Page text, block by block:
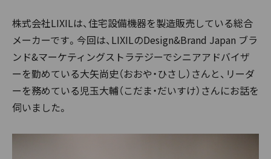
株式会社LIXILは、住宅設備機器を製造販売している総合
メーカーです。今回は、LIXILのDesign&Brand Japan ブラ
ンド&マーケティングストラテジーでシニアアドバイザ
ーを勤めている大矢尚史（おおや・ひさし）さんと、リーダ
ーを務めている児玉大輔（こだま・だいすけ）さんにお話を
伺いました。